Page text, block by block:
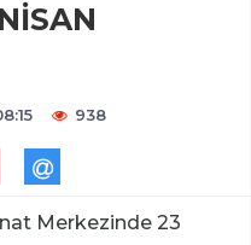
938
Merkezinde 23